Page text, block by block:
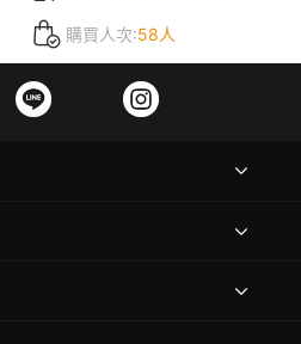
購買人次:58人